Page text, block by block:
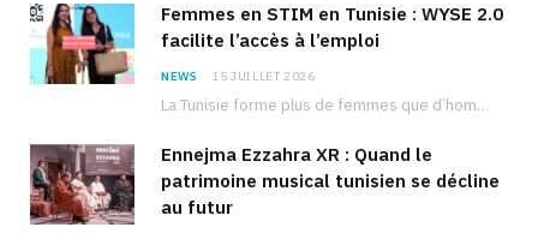
Femmes en STIM en Tunisie : WYSE 2.0
facilite l’accès à l’emploi
NEWS 15 JUILLET 2026
La Tunisie forme plus de femmes que d’hommes dans les filières scientifiques. Pourtant, pour beaucoup…
Ennejma Ezzahra XR : Quand le
patrimoine musical tunisien se décline
au futur